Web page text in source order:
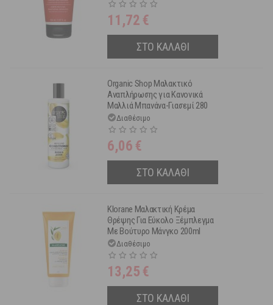
11,72 €
ΣΤΟ ΚΑΛΑΘΙ
Organic Shop Μαλακτικό
Αναπλήρωσης για Κανονικά
Μαλλιά Μπανάνα-Γιασεμί 280
mlΔιαθέσιμο
6,06 €
ΣΤΟ ΚΑΛΑΘΙ
Klorane Μαλακτική Κρέμα
Θρέψης Για Εύκολο Ξέμπλεγμα
Με Βούτυρο Μάνγκο 200ml
Διαθέσιμο
13,25 €
ΣΤΟ ΚΑΛΑΘΙ